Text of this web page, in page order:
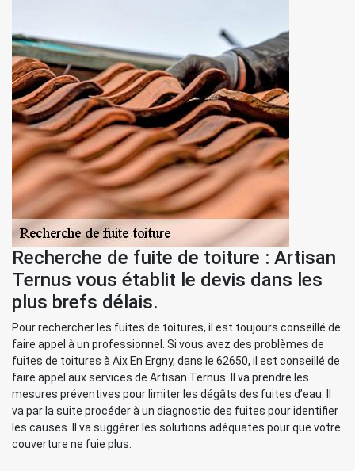
Recherche de fuite de toiture : Artisan
Ternus vous établit le devis dans les
plus brefs délais.
Pour rechercher les fuites de toitures, il est toujours conseillé de
faire appel à un professionnel. Si vous avez des problèmes de
fuites de toitures à Aix En Ergny, dans le 62650, il est conseillé de
faire appel aux services de Artisan Ternus. Il va prendre les
mesures préventives pour limiter les dégâts des fuites d’eau. Il
va par la suite procéder à un diagnostic des fuites pour identifier
les causes. Il va suggérer les solutions adéquates pour que votre
couverture ne fuie plus.